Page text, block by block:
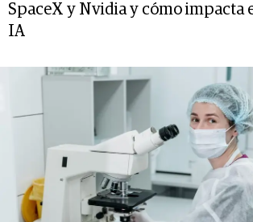
SpaceX y Nvidia y cómo impacta
IA